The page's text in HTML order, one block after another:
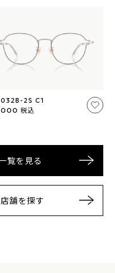
2S C1
税込
覧を見る
舗を探す